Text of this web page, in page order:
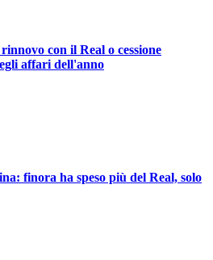
con il Real o cessione
affari dell'anno
finora ha speso più del Real, solo